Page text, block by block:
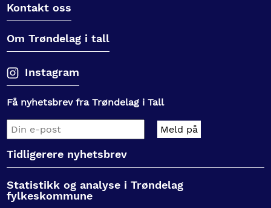
Kontakt oss
Om Trøndelag i tall
Instagram
Få nyhetsbrev fra Trøndelag i Tall
Tidligerere nyhetsbrev
Statistikk og analyse i Trøndelag
fylkeskommune